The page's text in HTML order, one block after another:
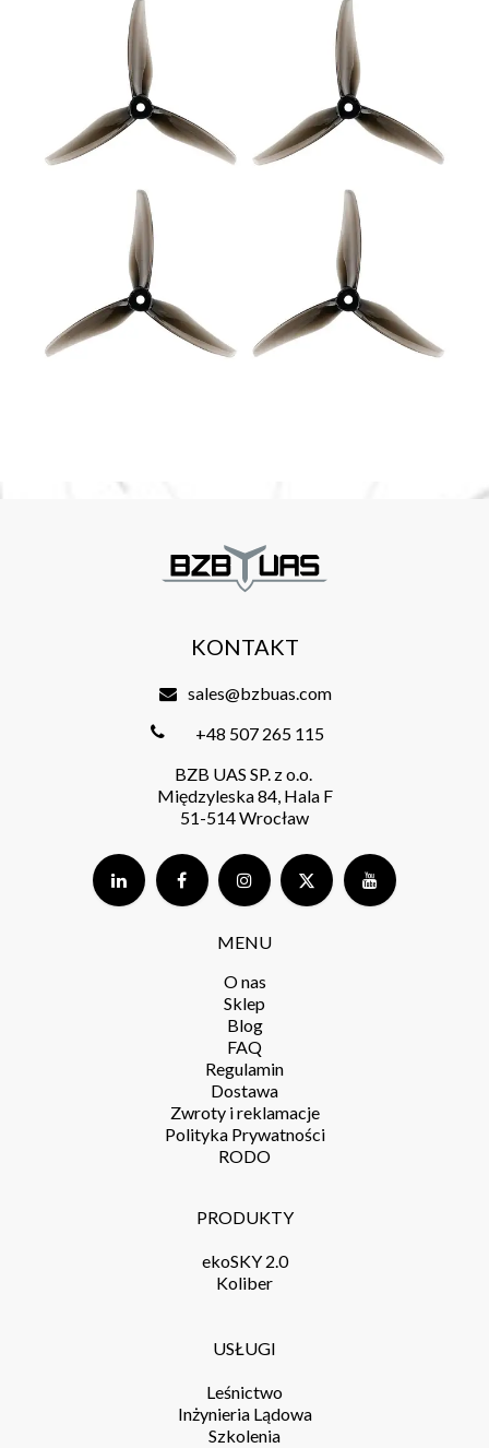
MENU
O nas
Sklep
Blog
FAQ
Regulamin
Dostawa
Zwroty i reklamacje
Polityka Prywatności
RODO
PRODUKTY
ekoSKY 2.0
Koliber
USŁUGI
Leśnictwo
Inżynieria Lądowa
Szkolenia
KONTAKT
sales@bzbuas.com
+48 507 265 115
BZB UAS SP. z o.o.
Międzyleska 84, Hala F
51-514 Wrocław